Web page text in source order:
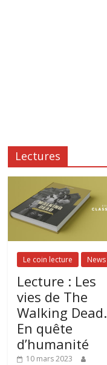
Lectures
Le coin lecture News
Lecture : Les
vies de The
Walking Dead.
En quête
d’humanité
10 mars 2023